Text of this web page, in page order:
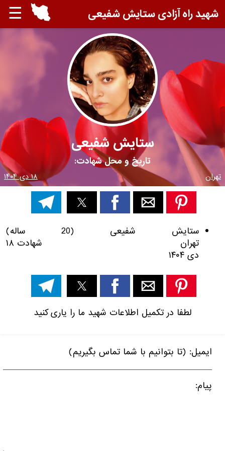
☰ شهید راه آزادی ستایش شفیعی
ستایش شفیعی
تاریخ و محل شهادت:
تهران ۱۸ دی ۱۴۰۴
ستایش شفیعی (20 ساله)
تهران شهادت ۱۸
دی ۱۴۰۴
لطفا در تکمیل اطلاعات شهید ما را یاری کنید
ایمیل: (تا بتوانیم با شما تماس بگیریم)
پیام: